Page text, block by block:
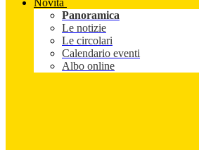
Novità
Panoramica
Le notizie
Le circolari
Calendario eventi
Albo online